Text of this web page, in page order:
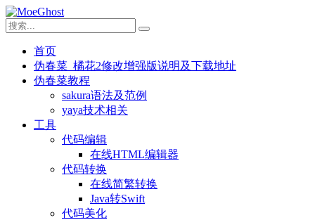
首页
伪春菜_橘花2修改增强版说明及下载地址
伪春菜教程
sakura语法及范例
yaya技术相关
工具
代码编辑
在线HTML编辑器
代码转换
在线简繁转换
Java转Swift
代码美化